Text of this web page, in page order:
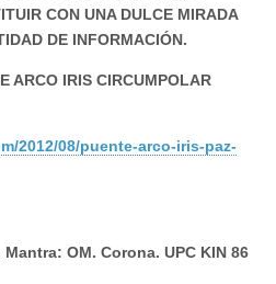
CON UNA DULCE MIRADA
DE INFORMACIÓN.
ARCO IRIS CIRCUMPOLAR
2012/08/puente-arco-iris-paz-
OM. Corona. UPC KIN 86